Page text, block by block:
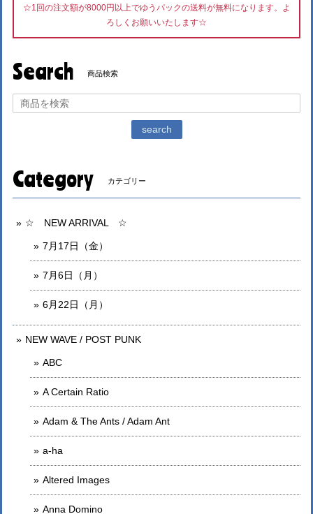
☆1回の注文額が8000円以上でゆうパックの送料が無料になります。よ
ろしくお願いいたします☆
Search 商品検索
search
Category カテゴリー
☆ NEW ARRIVAL ☆
7月17日（金）
7月6日（月）
6月22日（月）
NEW WAVE / POST PUNK
ABC
A Certain Ratio
Adam & The Ants / Adam Ant
a-ha
Altered Images
Anna Domino